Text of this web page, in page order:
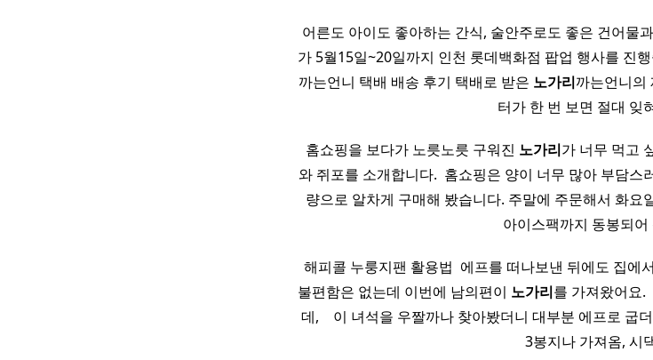
어른도 아이도 좋아하는 간식, 술안주로도 좋은 건어물
가 5월15일~20일까지 인천 롯데백화점 팝업 행사를 진
까는언니 택배 배송 후기 택배로 받은 노가리까는언니의
터가 한 번 보면 절대 잊
​ ​홈쇼핑을 보다가 노릇노릇 구워진 노가리가 너무 먹고
와 쥐포를 소개합니다. ​ 홈쇼핑은 양이 너무 많아 부담스
량으로 알차게 구매해 봤습니다. 주말에 주문해서 화요
아이스팩까지 동봉되
해피콜 누룽지팬 활용법 ​ 에프를 떠나보낸 뒤에도 집에
불편함은 없는데 이번에 남의편이 노가리를 가져왔어요.
데, ​ ​ ​ 이 녀석을 우짤까나 찾아봤더니 대부분 에프로 굽
3봉지나 가져옴, 시